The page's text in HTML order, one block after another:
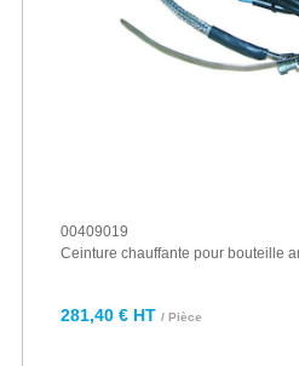
00409019
Ceinture chauffante pour bouteille
281,40 € HT / Pièce